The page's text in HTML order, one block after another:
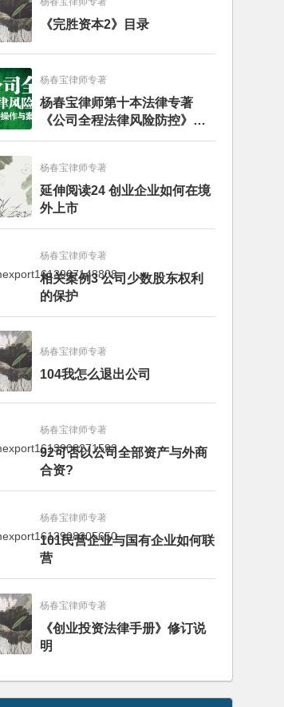
《完胜资本2》目录
杨春宝律师专著
杨春宝律师第十本法律专著
《公司全程法律风险防控》出
版
杨春宝律师专著
延伸阅读24 创业企业如何在境
外上市
杨春宝律师专著
相关案例3 公司少数股东权利
的保护
杨春宝律师专著
104我怎么退出公司
杨春宝律师专著
92可否以公司全部资产与外商
合资?
杨春宝律师专著
101民营企业与国有企业如何联
营
杨春宝律师专著
《创业投资法律手册》修订说
明